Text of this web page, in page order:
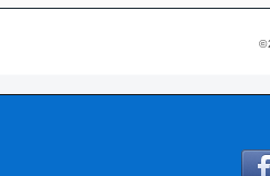
©